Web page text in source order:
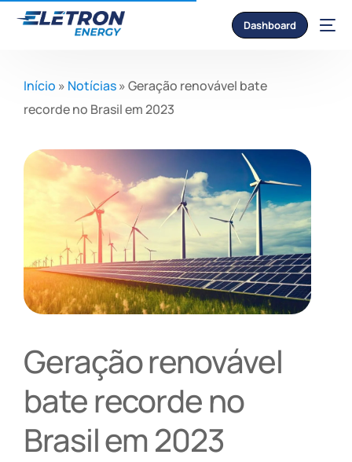
Dashboard
Início » Notícias»Geração renovável bate
recorde no Brasil em 2023
Geração renovável
bate recorde no
Brasil em 2023